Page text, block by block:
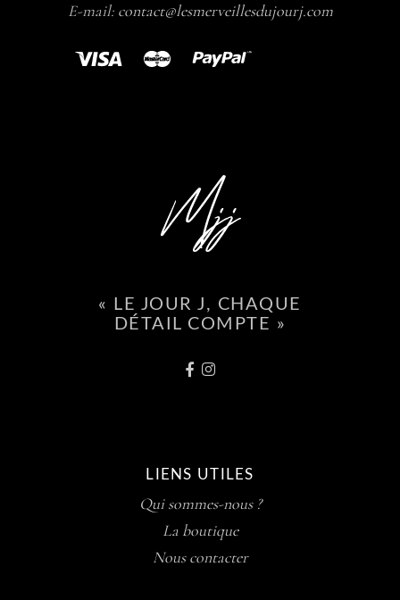
E-mail: contact@lesmerveillesdujourj.com
« LE JOUR J, CHAQUE
DÉTAIL COMPTE »
LIENS UTILES
Qui sommes-nous ?
La boutique
Nous contacter